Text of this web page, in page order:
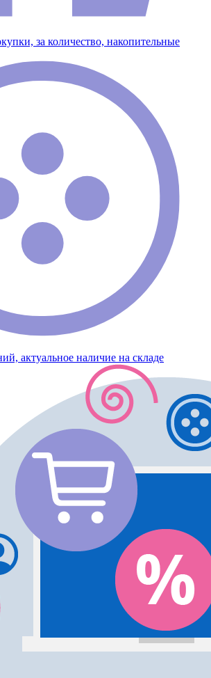
за количество, накопительные
актуальное наличие на складе